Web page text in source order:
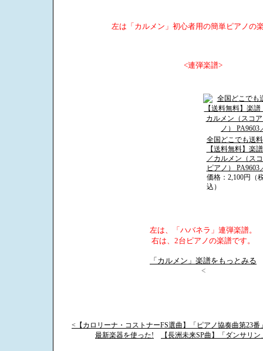
左は「カルメン」初心者用の簡単ピアノの
<連弾楽譜>
全国どこでも送
【送料無料】楽
／カルメン（ス
ピアノ） PA9603
価格：2,100円（
込）
左は、「ハバネラ」連弾楽譜。
右は、2台ピアノの楽譜です。
「カルメン」楽譜をもっとみる
<
<【カロリーナ・コストナーFS選曲】「ピアノ協奏曲第23
最新楽器を使った!
【長洲未来SP曲】「ダンサリ